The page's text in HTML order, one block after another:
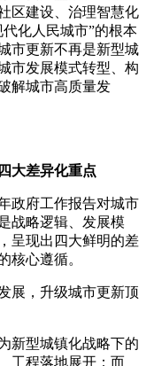
区建设、治理智慧化
化人民城市”的根本
市更新不再是新型城
市发展模式转型、构
解城市高质量发
大差异化重点
政府工作报告对城市
战略逻辑、发展模
呈现出四大鲜明的差
核心遵循。
，升级城市更新顶
型城镇化战略下的
工程落地展开；而